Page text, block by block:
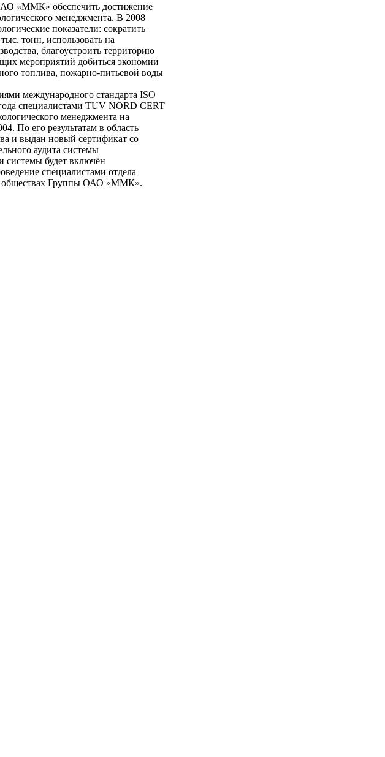
«ММК» обеспечить достижение
менеджмента. В 2008
показатели: сократить
тонн, использовать на
благоустроить территорию
мероприятий добиться экономии
топлива, пожарно-питьевой воды
международного стандарта ISO
специалистами TUV NORD CERT
менеджмента на
По его результатам в область
и выдан новый сертификат со
аудита системы
будет включён
специалистами отдела
обществах Группы ОАО «ММК».